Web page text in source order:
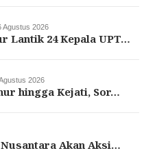
Agustus 2026
Lantik 24 Kepala UPT…
2026
hingga Kejati, Sor…
Akan Aksi…